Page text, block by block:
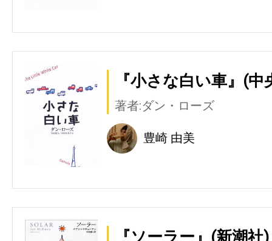
『小さな白い車』(中
著者:ダン・ローズ
豊崎 由美
『ソーラー』(新潮社)